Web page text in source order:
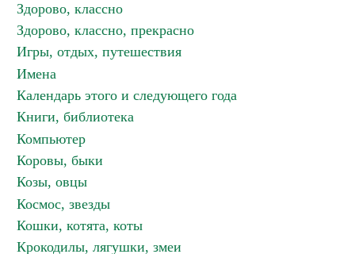
Здорово, классно
Здорово, классно, прекрасно
Игры, отдых, путешествия
Имена
Календарь этого и следующего года
Книги, библиотека
Компьютер
Коровы, быки
Козы, овцы
Космос, звезды
Кошки, котята, коты
Крокодилы, лягушки, змеи